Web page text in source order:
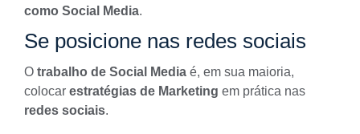
como Social Media.
Se posicione nas redes sociais
O trabalho de Social Media é, em sua maioria,
colocar estratégias de Marketing em prática nas
redes sociais.